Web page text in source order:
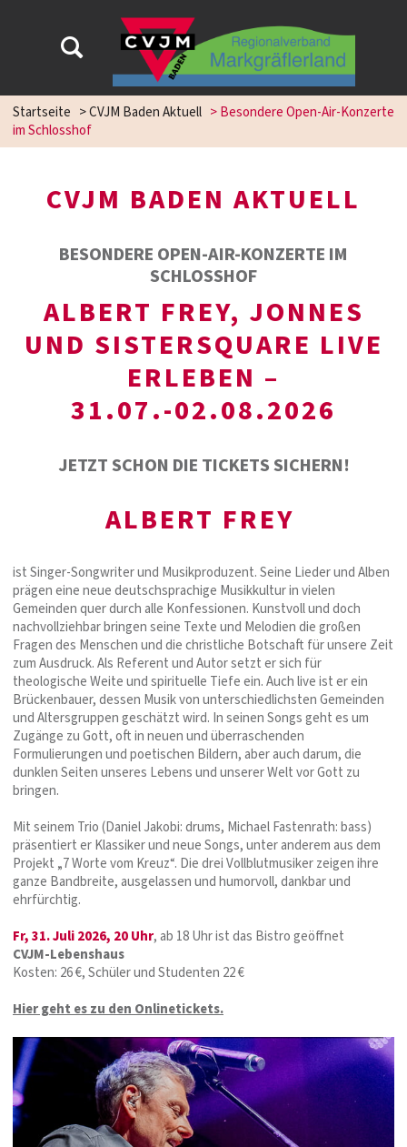
Startseite >CVJM Baden Aktuell >Besondere Open-Air-Konzerte
im Schlosshof
CVJM BADEN AKTUELL
BESONDERE OPEN-AIR-KONZERTE IM
SCHLOSSHOF
ALBERT FREY, JONNES
UND SISTERSQUARE LIVE
ERLEBEN –
31.07.-02.08.2026
JETZT SCHON DIE TICKETS SICHERN!
ALBERT FREY
ist Singer-Songwriter und Musikproduzent. Seine Lieder und Alben
prägen eine neue deutschsprachige Musikkultur in vielen
Gemeinden quer durch alle Konfessionen. Kunstvoll und doch
nachvollziehbar bringen seine Texte und Melodien die großen
Fragen des Menschen und die christliche Botschaft für unsere Zeit
zum Ausdruck. Als Referent und Autor setzt er sich für
theologische Weite und spirituelle Tiefe ein. Auch live ist er ein
Brückenbauer, dessen Musik von unterschiedlichsten Gemeinden
und Altersgruppen geschätzt wird. In seinen Songs geht es um
Zugänge zu Gott, oft in neuen und überraschenden
Formulierungen und poetischen Bildern, aber auch darum, die
dunklen Seiten unseres Lebens und unserer Welt vor Gott zu
bringen.
Mit seinem Trio (Daniel Jakobi: drums, Michael Fastenrath: bass)
präsentiert er Klassiker und neue Songs, unter anderem aus dem
Projekt „7 Worte vom Kreuz“. Die drei Vollblutmusiker zeigen ihre
ganze Bandbreite, ausgelassen und humorvoll, dankbar und
ehrfürchtig.
Fr, 31. Juli 2026, 20 Uhr, ab 18 Uhr ist das Bistro geöffnet
CVJM-Lebenshaus
Kosten: 26 €, Schüler und Studenten 22 €
Hier geht es zu den Onlinetickets.